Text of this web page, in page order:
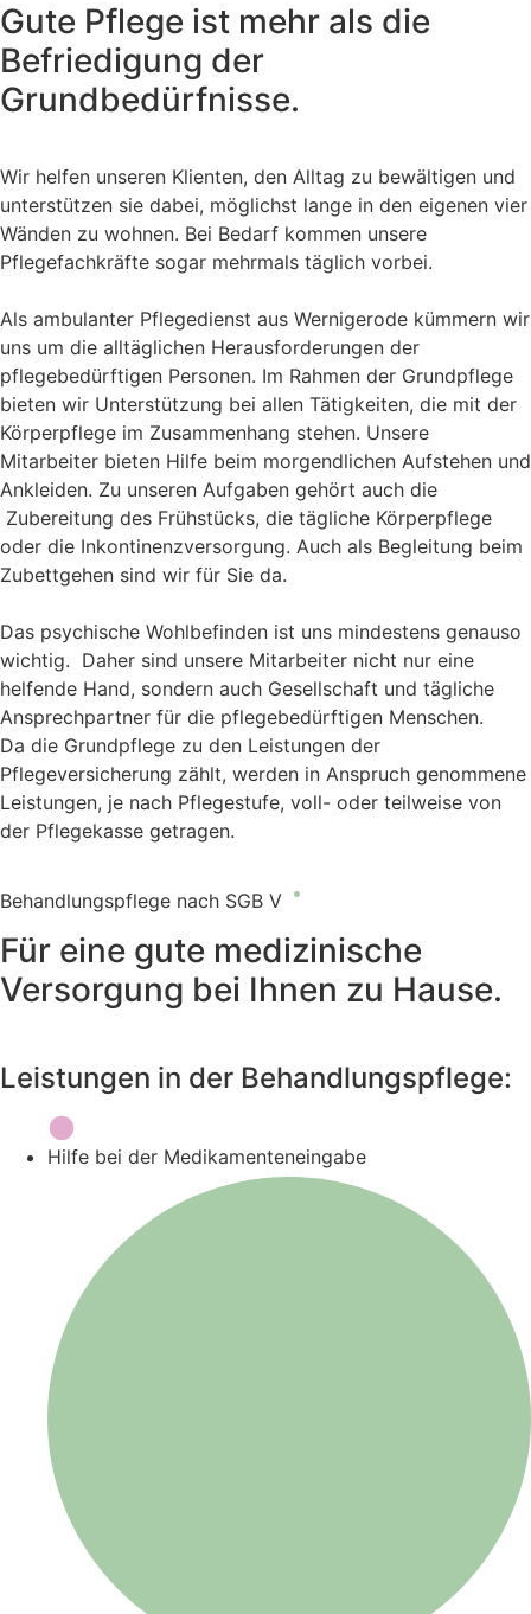
Gute Pflege ist mehr als die
Befriedigung der
Grundbedürfnisse.
Wir helfen unseren Klienten, den Alltag zu bewältigen und
unterstützen sie dabei, möglichst lange in den eigenen vier
Wänden zu wohnen. Bei Bedarf kommen unsere
Pflegefachkräfte sogar mehrmals täglich vorbei.
Als ambulanter Pflegedienst aus Wernigerode kümmern wir
uns um die alltäglichen Herausforderungen der
pflegebedürftigen Personen. Im Rahmen der Grundpflege
bieten wir Unterstützung bei allen Tätigkeiten, die mit der
Körperpflege im Zusammenhang stehen. Unsere
Mitarbeiter bieten Hilfe beim morgendlichen Aufstehen und
Ankleiden. Zu unseren Aufgaben gehört auch die
Zubereitung des Frühstücks, die tägliche Körperpflege
oder die Inkontinenzversorgung. Auch als Begleitung beim
Zubettgehen sind wir für Sie da.
Das psychische Wohlbefinden ist uns mindestens genauso
wichtig. Daher sind unsere Mitarbeiter nicht nur eine
helfende Hand, sondern auch Gesellschaft und tägliche
Ansprechpartner für die pflegebedürftigen Menschen.
Da die Grundpflege zu den Leistungen der
Pflegeversicherung zählt, werden in Anspruch genommene
Leistungen, je nach Pflegestufe, voll- oder teilweise von
der Pflegekasse getragen.
Behandlungspflege nach SGB V
Für eine gute medizinische
Versorgung bei Ihnen zu Hause.
Leistungen in der Behandlungspflege:
Hilfe bei der Medikamenteneingabe